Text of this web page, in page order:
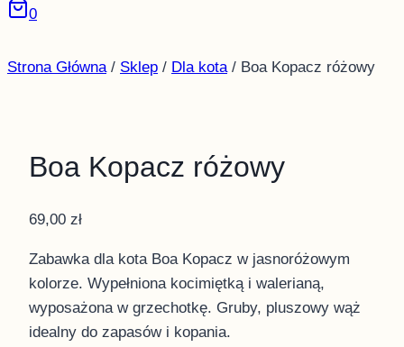
0
Strona Główna / Sklep / Dla kota / Boa Kopacz różowy
Boa Kopacz różowy
69,00 zł
Zabawka dla kota Boa Kopacz w jasnoróżowym
kolorze. Wypełniona kocimiętką i walerianą,
wyposażona w grzechotkę. Gruby, pluszowy wąż
idealny do zapasów i kopania.